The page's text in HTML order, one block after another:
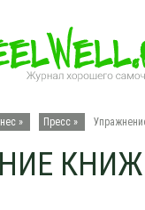
» Пресс »